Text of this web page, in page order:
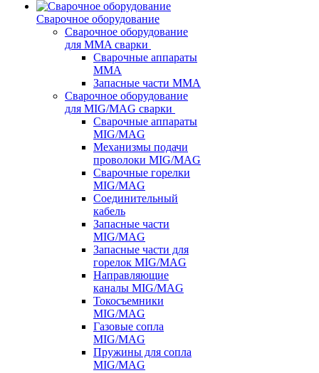
Сварочное оборудование
Сварочное оборудование
для MMA сварки
Сварочные аппараты
MMA
Запасные части MMA
Сварочное оборудование
для MIG/MAG сварки
Сварочные аппараты
MIG/MAG
Механизмы подачи
проволоки MIG/MAG
Сварочные горелки
MIG/MAG
Соединительный
кабель
Запасные части
MIG/MAG
Запасные части для
горелок MIG/MAG
Направляющие
каналы MIG/MAG
Токосъемники
MIG/MAG
Газовые сопла
MIG/MAG
Пружины для сопла
MIG/MAG